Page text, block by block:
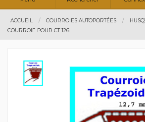
ACCUEIL COURROIES AUTOPORTÉES
COURROIE POUR CT 126